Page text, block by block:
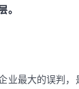
。
业最大的误判